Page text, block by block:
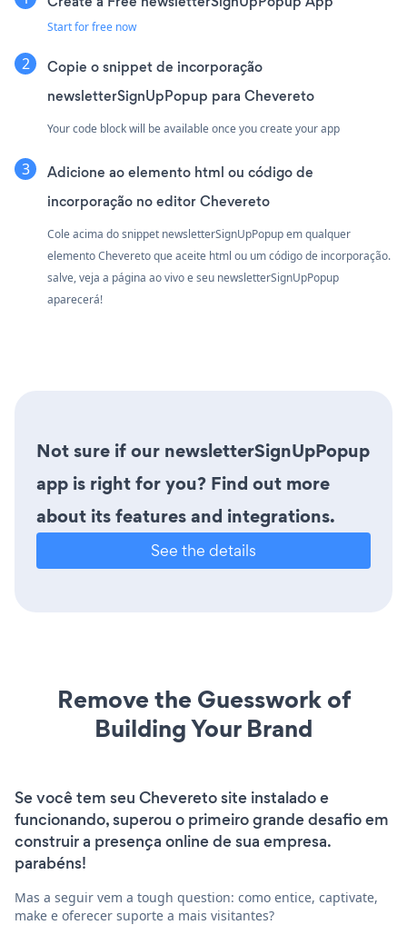
Start for free now
Copie o snippet de incorporação
newsletterSignUpPopup para Chevereto
Your code block will be available once you create your app
Adicione ao elemento html ou código de
incorporação no editor Chevereto
Cole acima do snippet newsletterSignUpPopup em qualquer
elemento Chevereto que aceite html ou um código de incorporação.
salve, veja a página ao vivo e seu newsletterSignUpPopup
aparecerá!
Not sure if our newsletterSignUpPopup
app is right for you? Find out more
about its features and integrations.
See the details
Remove the Guesswork of
Building Your Brand
Se você tem seu Chevereto site instalado e
funcionando, superou o primeiro grande desafio em
construir a presença online de sua empresa.
parabéns!
Mas a seguir vem a tough question: como entice, captivate,
make e oferecer suporte a mais visitantes?